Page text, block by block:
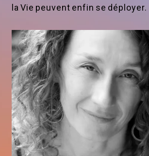
la Vie peuvent enfin se déployer.